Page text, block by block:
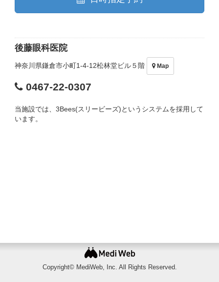
後藤眼科医院
神奈川県鎌倉市小町1-4-12松林堂ビル５階 Map
0467-22-0307
当施設では、3Bees(スリービーズ)というシステムを採用して
います。
Copyright© MediWeb, Inc. All Rights Reserved.